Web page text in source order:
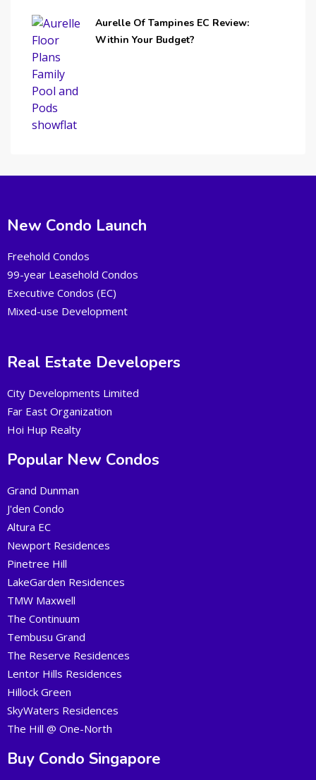
Aurelle Of Tampines EC Review:
Within Your Budget?
New Condo Launch
Freehold Condos
99-year Leasehold Condos
Executive Condos (EC)
Mixed-use Development
Real Estate Developers
City Developments Limited
Far East Organization
Hoi Hup Realty
Popular New Condos
Grand Dunman
J'den Condo
Altura EC
Newport Residences
Pinetree Hill
LakeGarden Residences
TMW Maxwell
The Continuum
Tembusu Grand
The Reserve Residences
Lentor Hills Residences
Hillock Green
SkyWaters Residences
The Hill @ One-North
Buy Condo Singapore